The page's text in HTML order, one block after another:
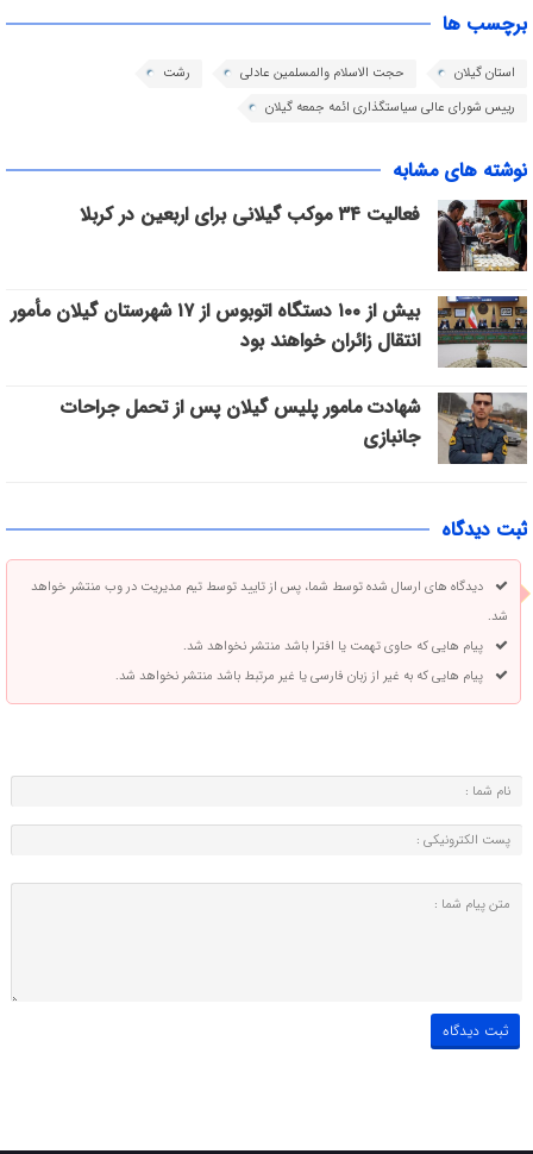
برچسب ها
استان گیلان حجت الاسلام والمسلمین عادلی
رشت
رییس شورای عالی سیاستگذاری ائمه جمعه گیلان
نوشته های مشابه
فعالیت ۳۴ موکب گیلانی برای اربعین در کربلا
بیش از ۱۰۰ دستگاه اتوبوس از ۱۷ شهرستان گیلان مأمور
انتقال زائران خواهند بود
شهادت مامور پلیس گیلان پس از تحمل جراحات
جانبازی
ثبت دیدگاه
دیدگاه های ارسال شده توسط شما، پس از تایید توسط تیم مدیریت در وب منتشر خواهد
شد.
پیام هایی که حاوی تهمت یا افترا باشد منتشر نخواهد شد.
پیام هایی که به غیر از زبان فارسی یا غیر مرتبط باشد منتشر نخواهد شد.